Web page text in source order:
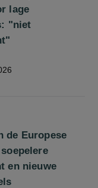
lage
"niet
de Europese
en nieuwe